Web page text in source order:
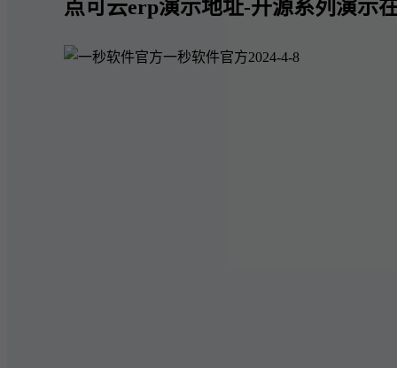
点可云erp演示地址-开源系列演示
一秒软件官方2024-4-8